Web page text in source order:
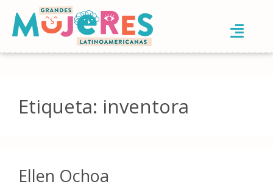
Etiqueta: inventora
Ellen Ochoa